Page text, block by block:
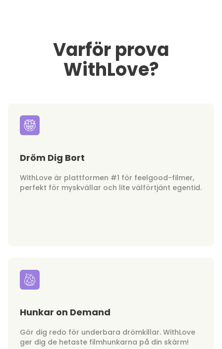
Varför prova
WithLove?
Dröm Dig Bort
WithLove är plattformen #1 för feelgood-filmer,
perfekt för myskvällar och lite välförtjänt egentid.
Hunkar on Demand
Gör dig redo för underbara drömkillar. WithLove
ger dig de hetaste filmhunkarna på din skärm!